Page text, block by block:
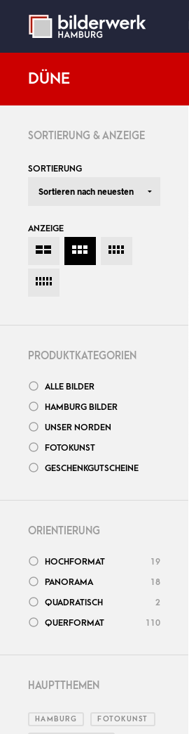
DÜNE
SORTIERUNG & ANZEIGE
SORTIERUNG
ANZEIGE
PRODUKTKATEGORIEN
ALLE BILDER
HAMBURG BILDER
UNSER NORDEN
FOTOKUNST
GESCHENKGUTSCHEINE
ORIENTIERUNG
HOCHFORMAT 19
PANORAMA 18
QUADRATISCH 2
QUERFORMAT 110
HAUPTTHEMEN
HAMBURG FOTOKUNST